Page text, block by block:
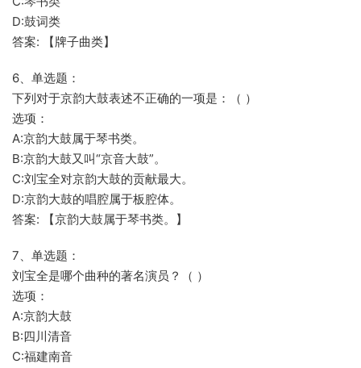
D:鼓词类
答案: 【牌子曲类】
6、单选题：
下列对于京韵大鼓表述不正确的一项是：（ ）
选项：
A:京韵大鼓属于琴书类。
B:京韵大鼓又叫“京音大鼓”。
C:刘宝全对京韵大鼓的贡献最大。
D:京韵大鼓的唱腔属于板腔体。
答案: 【京韵大鼓属于琴书类。】
7、单选题：
刘宝全是哪个曲种的著名演员？（ ）
选项：
A:京韵大鼓
B:四川清音
C:福建南音